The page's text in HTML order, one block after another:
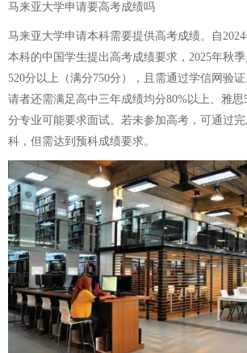
马来亚大学申请要高考成绩吗
马来亚大学申请本科需要提供高考成绩。自
本科的中国学生提出高考成绩要求，2025年秋
520分以上（满分750分），且需通过学信网验
请者还需满足高中三年成绩均分80%以上、雅思
分专业可能要求面试。若未参加高考，可通过
科，但需达到预科成绩要求。